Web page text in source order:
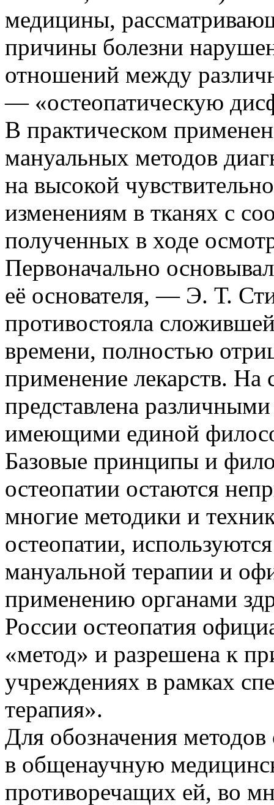
медицины,
причины болезни
отношений между
— «остеопатическую
В практическом
мануальных методов
на высокой
изменениям в тканях с
полученных в ходе
Первоначально
её основателя, — Э. Т.
противостояла
времени, полностью
применение лекарств.
представлена
имеющими единой
Базовые принципы и
остеопатии остаются
многие методики и
остеопатии,
мануальной терапии и
применению органами
России остеопатия
«метод» и разрешена к
учреждениях в рамках
терапия».
Для обозначения
в общенаучную
противоречащих ей, во